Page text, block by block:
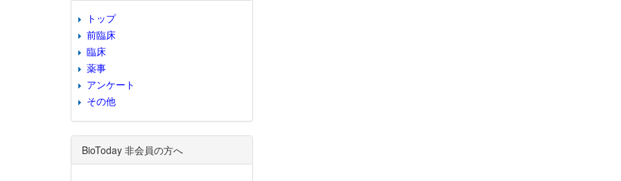
トップ
前臨床
臨床
薬事
アンケート
その他
BioToday 非会員の方へ